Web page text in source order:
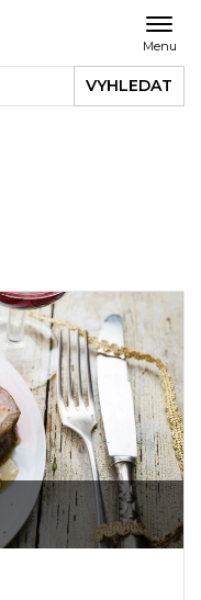
Menu
VYHLEDAT